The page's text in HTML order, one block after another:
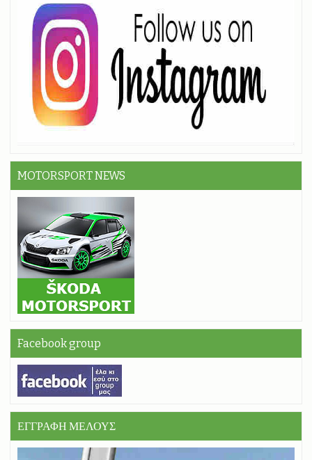
MOTORSPORT NEWS
Facebook group
ΕΓΓΡΑΦΗ ΜΕΛΟΥΣ